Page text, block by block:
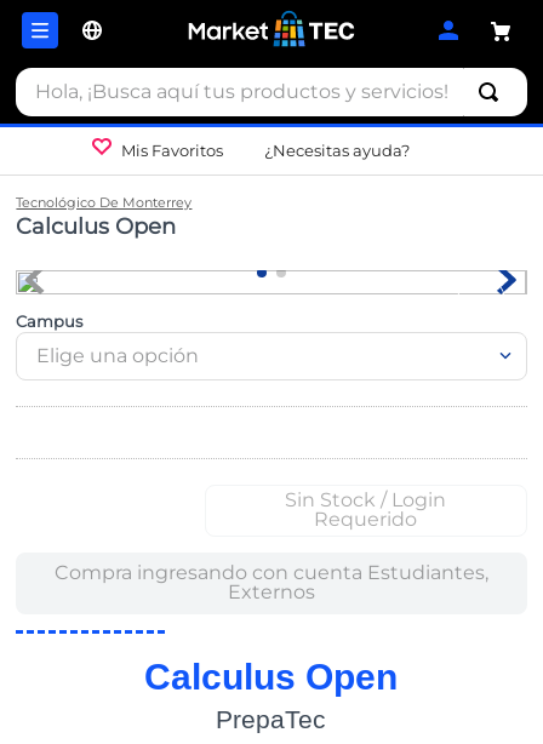
Hola, ¡Busca aquí tus productos y servicios!
Mis Favoritos ¿Necesitas ayuda?
Tecnológico De Monterrey
Calculus Open
Campus
Elige una opción
Sin Stock / Login
Requerido
Compra ingresando con cuenta Estudiantes,
Externos
Calculus Open
PrepaTec